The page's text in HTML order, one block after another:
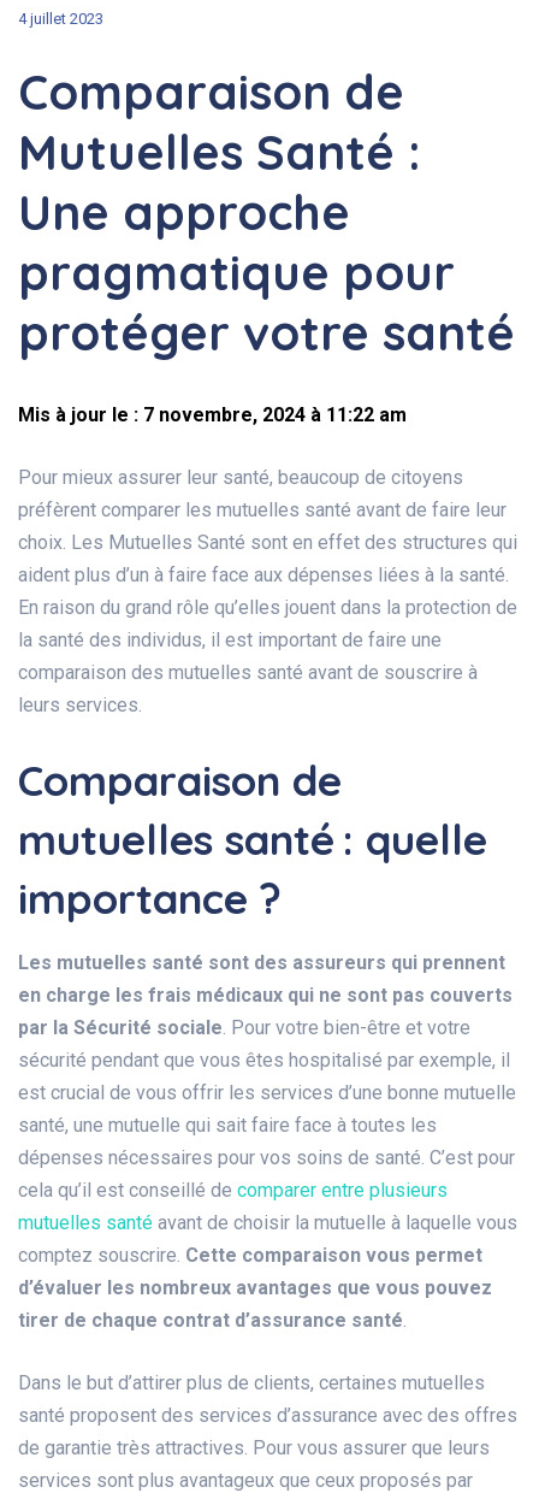
4 juillet 2023
Comparaison de
Mutuelles Santé :
Une approche
pragmatique pour
protéger votre santé
Mis à jour le : 7 novembre, 2024 à 11:22 am
Pour mieux assurer leur santé, beaucoup de citoyens
préfèrent comparer les mutuelles santé avant de faire leur
choix. Les Mutuelles Santé sont en effet des structures qui
aident plus d’un à faire face aux dépenses liées à la santé.
En raison du grand rôle qu’elles jouent dans la protection de
la santé des individus, il est important de faire une
comparaison des mutuelles santé avant de souscrire à
leurs services.
Comparaison de
mutuelles santé : quelle
importance ?
Les mutuelles santé sont des assureurs qui prennent
en charge les frais médicaux qui ne sont pas couverts
par la Sécurité sociale. Pour votre bien-être et votre
sécurité pendant que vous êtes hospitalisé par exemple, il
est crucial de vous offrir les services d’une bonne mutuelle
santé, une mutuelle qui sait faire face à toutes les
dépenses nécessaires pour vos soins de santé. C’est pour
cela qu’il est conseillé de comparer entre plusieurs
mutuelles santé avant de choisir la mutuelle à laquelle vous
comptez souscrire. Cette comparaison vous permet
d’évaluer les nombreux avantages que vous pouvez
tirer de chaque contrat d’assurance santé.
Dans le but d’attirer plus de clients, certaines mutuelles
santé proposent des services d’assurance avec des offres
de garantie très attractives. Pour vous assurer que leurs
services sont plus avantageux que ceux proposés par